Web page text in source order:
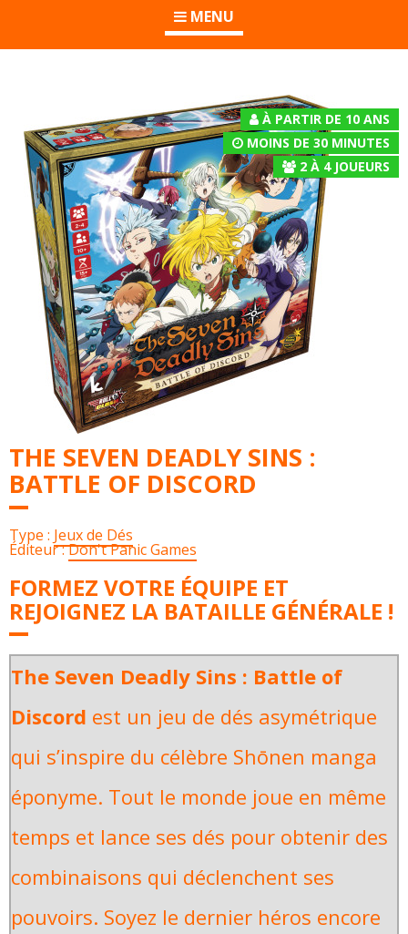
MENU
À PARTIR DE 10 ANS
MOINS DE 30 MINUTES
2 À 4JOUEURS
THE SEVEN DEADLY SINS :
BATTLE OF DISCORD
Type : Jeux de Dés
Éditeur :Don't Panic Games
FORMEZ VOTRE ÉQUIPE ET
REJOIGNEZ LA BATAILLE GÉNÉRALE !
The Seven Deadly Sins : Battle of
Discord est un jeu de dés asymétrique
qui s’inspire du célèbre Shōnen manga
éponyme. Tout le monde joue en même
temps et lance ses dés pour obtenir des
combinaisons qui déclenchent ses
pouvoirs. Soyez le dernier héros encore